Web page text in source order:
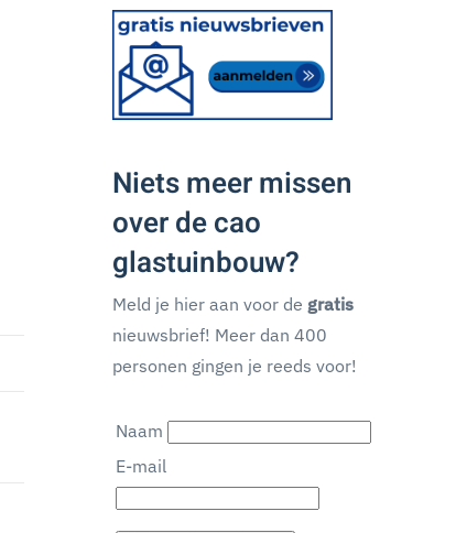
Niets meer missen
over de cao
glastuinbouw?
Meld je hier aan voor de gratis
nieuwsbrief! Meer dan 400
personen gingen je reeds voor!
Naam
E-mail